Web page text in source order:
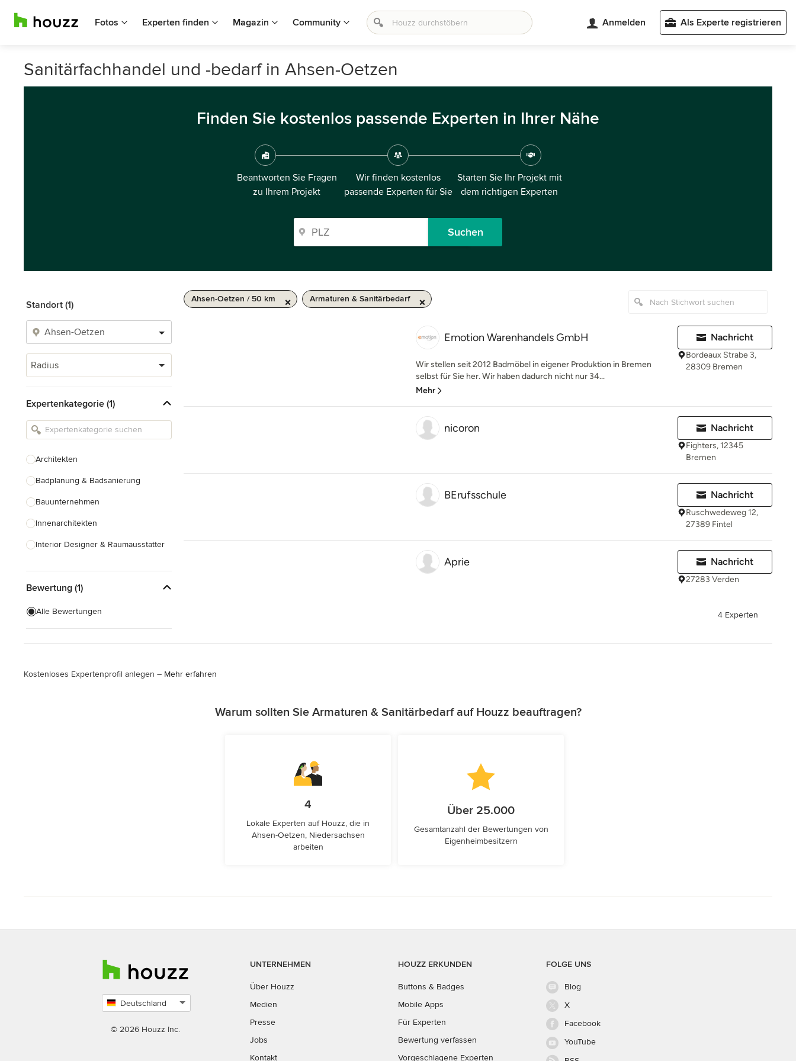
Fotos Experten finden Magazin Community Anmelden Als Experte registrieren
Sanitärfachhandel und -bedarf in Ahsen-Oetzen
Finden Sie kostenlos passende Experten in Ihrer Nähe
Beantworten Sie Fragen
zu Ihrem Projekt
Wir finden kostenlos
passende Experten für Sie
Starten Sie Ihr Projekt mit
dem richtigen Experten
Suchen
Standort (1)
Radius
Expertenkategorie (1)
Architekten
Badplanung & Badsanierung
Bauunternehmen
Innenarchitekten
Interior Designer & Raumausstatter
Landschaftsarchitekten
Armaturen & Sanitärbedarf
Beleuchtung
Alle anzeigen
Bewertung (1)
Alle Bewertungen
Ahsen-Oetzen / 50 km Armaturen & Sanitärbedarf
Emotion Warenhandels GmbH
Wir stellen seit 2012 Badmöbel in eigener Produktion in Bremen
selbst für Sie her. Wir haben dadurch nicht nur 34...
Mehr
Nachricht
Bordeaux Strabe 3,
28309 Bremen
nicoron Nachricht
Fighters, 12345
Bremen
BErufsschule Nachricht
Ruschwedeweg 12,
27389 Fintel
Aprie Nachricht
27283 Verden
4 Experten
Kostenloses Expertenprofil anlegen – Mehr erfahren
Warum sollten Sie Armaturen & Sanitärbedarf auf Houzz beauftragen?
4
Lokale Experten auf Houzz, die in
Ahsen-Oetzen, Niedersachsen
arbeiten
Über 25.000
Gesamtanzahl der Bewertungen von
Eigenheimbesitzern
Deutschland
auswählen
© 2026 Houzz Inc.
UNTERNEHMEN
Über Houzz
Medien
Presse
Jobs
Kontakt
HOUZZ ERKUNDEN
Buttons & Badges
Mobile Apps
Für Experten
Bewertung verfassen
Vorgeschlagene Experten
FOLGE UNS
Blog
X
Facebook
YouTube